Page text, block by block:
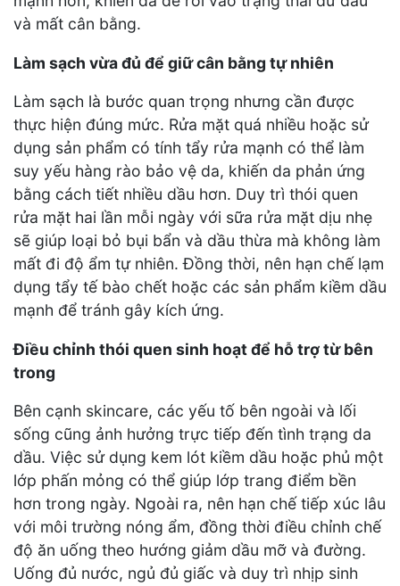
và mất cân bằng.
Làm sạch vừa đủ để giữ cân bằng tự nhiên
Làm sạch là bước quan trọng nhưng cần được
thực hiện đúng mức. Rửa mặt quá nhiều hoặc sử
dụng sản phẩm có tính tẩy rửa mạnh có thể làm
suy yếu hàng rào bảo vệ da, khiến da phản ứng
bằng cách tiết nhiều dầu hơn. Duy trì thói quen
rửa mặt hai lần mỗi ngày với sữa rửa mặt dịu nhẹ
sẽ giúp loại bỏ bụi bẩn và dầu thừa mà không làm
mất đi độ ẩm tự nhiên. Đồng thời, nên hạn chế lạm
dụng tẩy tế bào chết hoặc các sản phẩm kiềm dầu
mạnh để tránh gây kích ứng.
Điều chỉnh thói quen sinh hoạt để hỗ trợ từ bên
trong
Bên cạnh skincare, các yếu tố bên ngoài và lối
sống cũng ảnh hưởng trực tiếp đến tình trạng da
dầu. Việc sử dụng kem lót kiềm dầu hoặc phủ một
lớp phấn mỏng có thể giúp lớp trang điểm bền
hơn trong ngày. Ngoài ra, nên hạn chế tiếp xúc lâu
với môi trường nóng ẩm, đồng thời điều chỉnh chế
độ ăn uống theo hướng giảm dầu mỡ và đường.
Uống đủ nước, ngủ đủ giấc và duy trì nhịp sinh